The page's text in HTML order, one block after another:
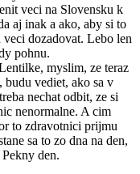
veci na Slovensku k
aj inak a ako, aby si to
dozadovat. Lebo len
pohnu.
myslim, ze teraz
vediet, ako sa v
nechat odbit, ze si
nenormalne. A cim
to zdravotnici prijmu
sa to zo dna na den,
den.